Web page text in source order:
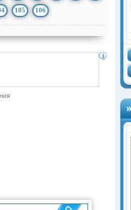
105 106